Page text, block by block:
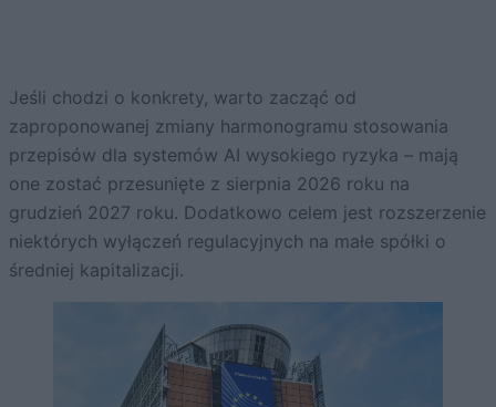
Jeśli chodzi o konkrety, warto zacząć od
zaproponowanej zmiany harmonogramu stosowania
przepisów dla systemów AI wysokiego ryzyka – mają
one zostać przesunięte z sierpnia 2026 roku na
grudzień 2027 roku. Dodatkowo celem jest rozszerzenie
niektórych wyłączeń regulacyjnych na małe spółki o
średniej kapitalizacji.